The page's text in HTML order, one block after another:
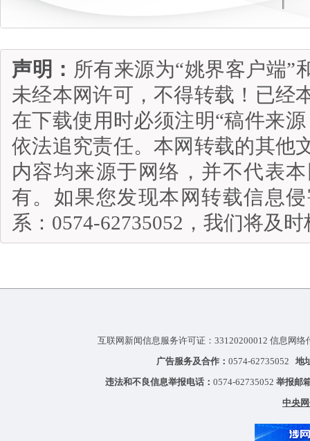
声明： 所有来源为“姚界客户端”
未经本网许可，不得转载！已经
在下载使用时必须注明“稿件来
依法追究责任。本网转载的其他
内容均来源于网络，并不代表
有。如果您发现本网转载信息
系：0574-62735052，我们将及
互联网新闻信息服务许可证：33120200012 信息网
广告服务及合作： 0574-62735052 地
违法和不良信息举报电话： 0574-62735052 举报邮
中央